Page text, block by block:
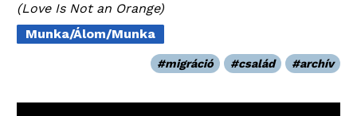
Love Is Not an Orange
Munka/Álom/Munka
migráció család archív